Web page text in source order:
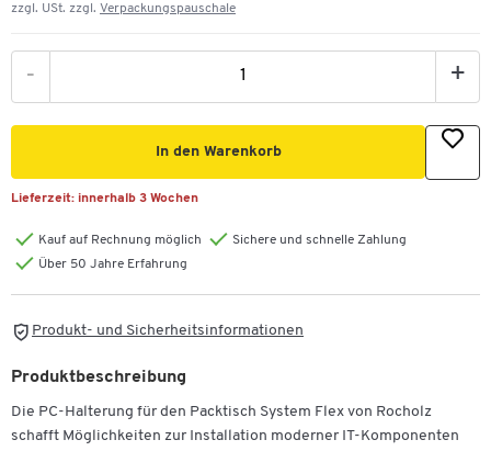
zzgl. USt. zzgl. Verpackungspauschale
- +
In den Warenkorb
Lieferzeit: innerhalb 3 Wochen
Kauf auf Rechnung möglich
Sichere und schnelle Zahlung
Über 50 Jahre Erfahrung
Produkt- und Sicherheitsinformationen
Produktbeschreibung
Die PC-Halterung für den Packtisch System Flex von Rocholz
schafft Möglichkeiten zur Installation moderner IT-Komponenten